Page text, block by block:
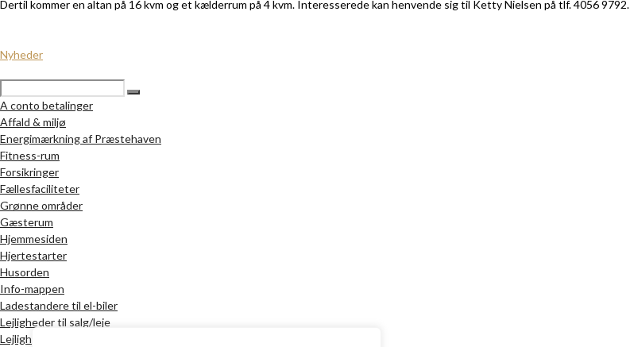
Dertil kommer en altan på 16 kvm og et kælderrum på 4 kvm. Interesserede kan henvende sig til Ketty Nielsen på tlf. 4056 9792.
Nyheder
A conto betalinger
Affald & miljø
Energimærkning af Præstehaven
Fitness-rum
Forsikringer
Fællesfaciliteter
Grønne områder
Gæsterum
Hjemmesiden
Hjertestarter
Husorden
Info-mappen
Ladestandere til el-biler
Lejligheder til salg/leje
Lejlighedstyper